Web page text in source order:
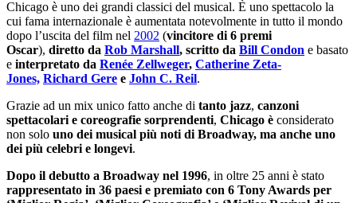
Chicago è uno dei grandi classici del musical. È uno spettacolo la
cui fama internazionale è aumentata notevolmente in tutto il mondo
dopo l’uscita del film nel 2002 (vincitore di 6 premi
Oscar), diretto da Rob Marshall, scritto da Bill Condon e basato
e interpretato da Renée Zellweger, Catherine Zeta-
Jones, Richard Gere e John C. Reil.
Grazie ad un mix unico fatto anche di tanto jazz, canzoni
spettacolari e coreografie sorprendenti, Chicago è considerato
non solo uno dei musical più noti di Broadway, ma anche uno
dei più celebri e longevi.
Dopo il debutto a Broadway nel 1996, in oltre 25 anni è stato
rappresentato in 36 paesi e premiato con 6 Tony Awards per